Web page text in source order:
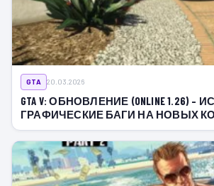
GTA 20.03.2026
GTA V: ОБНОВЛЕНИЕ (ONLINE 1.26)
ГРАФИЧЕСКИЕ БАГИ НА НОВЫХ